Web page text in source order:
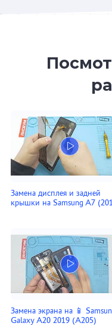
Замена дисплея и задней
крышки на Samsung A7
Замена экрана на 📱
Galaxy A20 2019 (A205)